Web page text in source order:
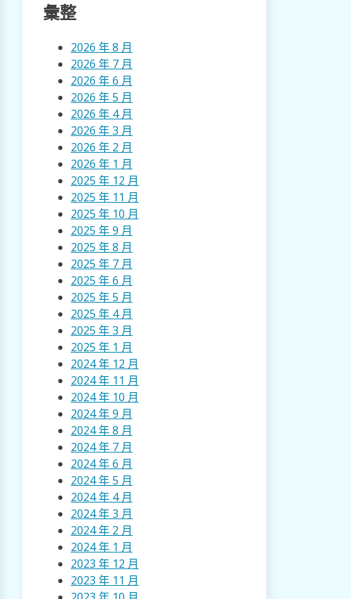
彙整
2026 年 8 月
2026 年 7 月
2026 年 6 月
2026 年 5 月
2026 年 4 月
2026 年 3 月
2026 年 2 月
2026 年 1 月
2025 年 12 月
2025 年 11 月
2025 年 10 月
2025 年 9 月
2025 年 8 月
2025 年 7 月
2025 年 6 月
2025 年 5 月
2025 年 4 月
2025 年 3 月
2025 年 1 月
2024 年 12 月
2024 年 11 月
2024 年 10 月
2024 年 9 月
2024 年 8 月
2024 年 7 月
2024 年 6 月
2024 年 5 月
2024 年 4 月
2024 年 3 月
2024 年 2 月
2024 年 1 月
2023 年 12 月
2023 年 11 月